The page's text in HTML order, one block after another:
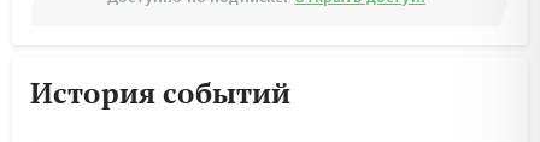
История событий